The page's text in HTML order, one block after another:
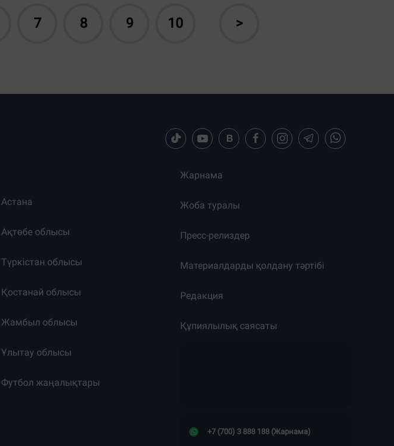
7 8 9 10 >
Астана
Ақтөбе облысы
Түркістан облысы
Қостанай облысы
Жамбыл облысы
Ұлытау облысы
Футбол жаңалықтары
Жарнама
Жоба туралы
Пресс-релиздер
Материалдарды қолдану тәртібі
Редакция
Құпиялылық саясаты
+7 (700) 3 888 188 (Жарнама)